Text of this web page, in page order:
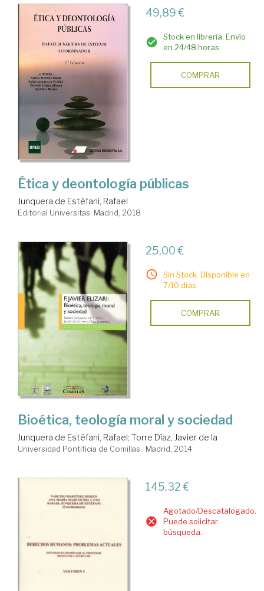
49,89 €
Stock en librería. Envío
en 24/48 horas
COMPRAR
Ética y deontología públicas
Junquera de Estéfani, Rafael
Editorial Universitas. Madrid, 2018
25,00 €
Sin Stock. Disponible en
7/10 días.
COMPRAR
Bioética, teología moral y sociedad
Junquera de Estéfani, Rafael; Torre Díaz, Javier de la
Universidad Pontificia de Comillas . Madrid, 2014
145,32 €
Agotado/Descatalogado.
Puede solicitar
búsqueda.